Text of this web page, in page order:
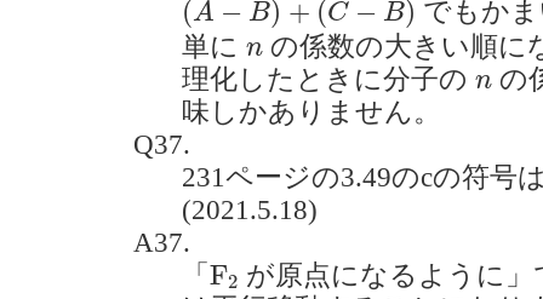
(A − B) + (C − B) でもか
単に n
n の係数の大きい順に
理化したときに分子の n
n の
味しかありません。
Q37.
231ページの3.49のcの符号
(2021.5.18)
A37.
「 F2
F2
が原点になるように」